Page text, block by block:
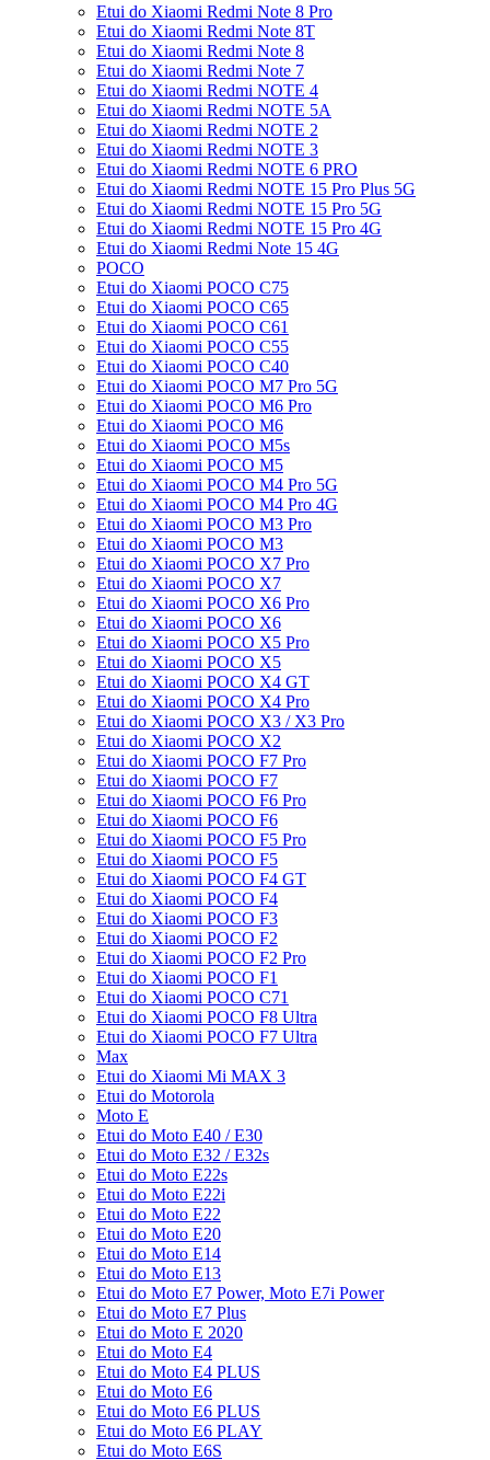
Etui do Xiaomi Redmi Note 8 Pro
Etui do Xiaomi Redmi Note 8T
Etui do Xiaomi Redmi Note 8
Etui do Xiaomi Redmi Note 7
Etui do Xiaomi Redmi NOTE 4
Etui do Xiaomi Redmi NOTE 5A
Etui do Xiaomi Redmi NOTE 2
Etui do Xiaomi Redmi NOTE 3
Etui do Xiaomi Redmi NOTE 6 PRO
Etui do Xiaomi Redmi NOTE 15 Pro Plus 5G
Etui do Xiaomi Redmi NOTE 15 Pro 5G
Etui do Xiaomi Redmi NOTE 15 Pro 4G
Etui do Xiaomi Redmi Note 15 4G
POCO
Etui do Xiaomi POCO C75
Etui do Xiaomi POCO C65
Etui do Xiaomi POCO C61
Etui do Xiaomi POCO C55
Etui do Xiaomi POCO C40
Etui do Xiaomi POCO M7 Pro 5G
Etui do Xiaomi POCO M6 Pro
Etui do Xiaomi POCO M6
Etui do Xiaomi POCO M5s
Etui do Xiaomi POCO M5
Etui do Xiaomi POCO M4 Pro 5G
Etui do Xiaomi POCO M4 Pro 4G
Etui do Xiaomi POCO M3 Pro
Etui do Xiaomi POCO M3
Etui do Xiaomi POCO X7 Pro
Etui do Xiaomi POCO X7
Etui do Xiaomi POCO X6 Pro
Etui do Xiaomi POCO X6
Etui do Xiaomi POCO X5 Pro
Etui do Xiaomi POCO X5
Etui do Xiaomi POCO X4 GT
Etui do Xiaomi POCO X4 Pro
Etui do Xiaomi POCO X3 / X3 Pro
Etui do Xiaomi POCO X2
Etui do Xiaomi POCO F7 Pro
Etui do Xiaomi POCO F7
Etui do Xiaomi POCO F6 Pro
Etui do Xiaomi POCO F6
Etui do Xiaomi POCO F5 Pro
Etui do Xiaomi POCO F5
Etui do Xiaomi POCO F4 GT
Etui do Xiaomi POCO F4
Etui do Xiaomi POCO F3
Etui do Xiaomi POCO F2
Etui do Xiaomi POCO F2 Pro
Etui do Xiaomi POCO F1
Etui do Xiaomi POCO C71
Etui do Xiaomi POCO F8 Ultra
Etui do Xiaomi POCO F7 Ultra
Max
Etui do Xiaomi Mi MAX 3
Etui do Motorola
Moto E
Etui do Moto E40 / E30
Etui do Moto E32 / E32s
Etui do Moto E22s
Etui do Moto E22i
Etui do Moto E22
Etui do Moto E20
Etui do Moto E14
Etui do Moto E13
Etui do Moto E7 Power, Moto E7i Power
Etui do Moto E7 Plus
Etui do Moto E 2020
Etui do Moto E4
Etui do Moto E4 PLUS
Etui do Moto E6
Etui do Moto E6 PLUS
Etui do Moto E6 PLAY
Etui do Moto E6S